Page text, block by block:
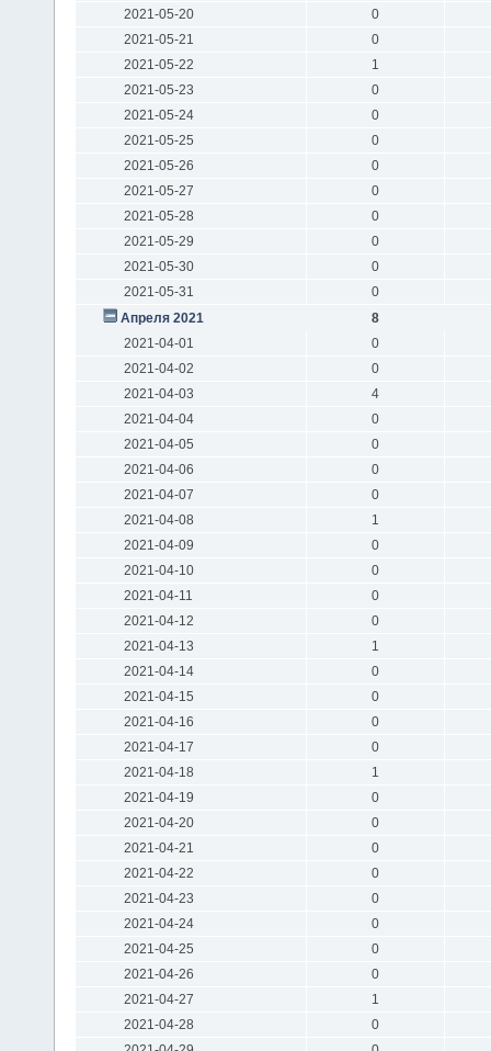
2021-05-20
0
2021-05-21
0
2021-05-22
1
2021-05-23
0
2021-05-24
0
2021-05-25
0
2021-05-26
0
2021-05-27
0
2021-05-28
0
2021-05-29
0
2021-05-30
0
2021-05-31
0
Апреля 2021
8
2021-04-01
0
2021-04-02
0
2021-04-03
4
2021-04-04
0
2021-04-05
0
2021-04-06
0
2021-04-07
0
2021-04-08
1
2021-04-09
0
2021-04-10
0
2021-04-11
0
2021-04-12
0
2021-04-13
1
2021-04-14
0
2021-04-15
0
2021-04-16
0
2021-04-17
0
2021-04-18
1
2021-04-19
0
2021-04-20
0
2021-04-21
0
2021-04-22
0
2021-04-23
0
2021-04-24
0
2021-04-25
0
2021-04-26
0
2021-04-27
1
2021-04-28
0